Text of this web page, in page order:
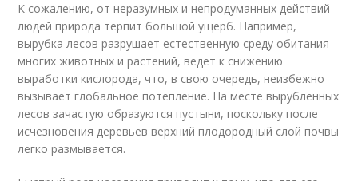
К сожалению, от неразумных и непродуманных действий
людей природа терпит большой ущерб. Например,
вырубка лесов разрушает естественную среду обитания
многих животных и растений, ведет к снижению
выработки кислорода, что, в свою очередь, неизбежно
вызывает глобальное потепление. На месте вырубленных
лесов зачастую образуются пустыни, поскольку после
исчезновения деревьев верхний плодородный слой почвы
легко размывается.